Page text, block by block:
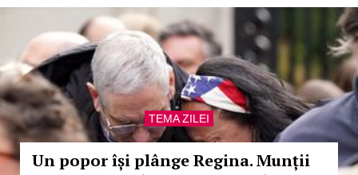
TEMA ZILEI
Un popor își plânge Regina. Munții